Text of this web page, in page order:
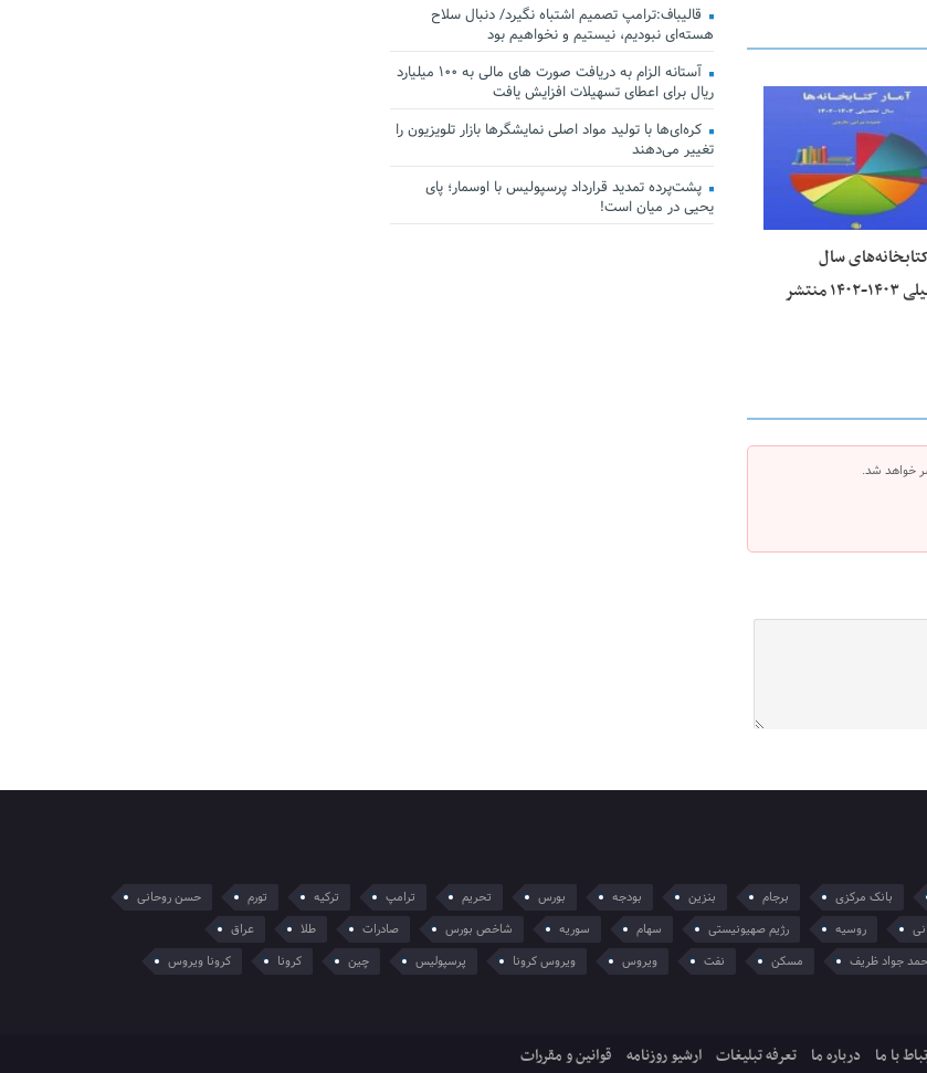
سال
تحصیلی ۱۴۰۳-۱۴۰۲ منتشر
خواهد شد.
قالیباف:ترامپ تصمیم اشتباه نگیرد/ دنبال سلاح
هسته‌ای نبودیم، نیستیم و نخواهیم بود
آستانه الزام به دریافت صورت های مالی به ۱۰۰ میلیارد
ریال برای اعطای تسهیلات افزایش یافت
کره‌ای‌ها با تولید مواد اصلی نمایشگرها بازار تلویزیون را
تغییر می‌دهند
پشت‌پرده تمدید قرارداد پرسپولیس با اوسمار؛ پای
یحیی در میان است!
بانک مرکزی برجام بنزین بودجه بورس تحریم ترامپ ترکیه تورم
حسن روحانی
روسیه رژیم صهیونیستی سهام سوریه شاخص بورس صادرات طلا
عراق
جواد ظریف مسکن نفت ویروس ویروس کرونا پرسپولیس چین کرونا
کرونا ویروس
با ما درباره ما تعرفه تبلیغات ارشیو روزنامه قوانین و مقررات